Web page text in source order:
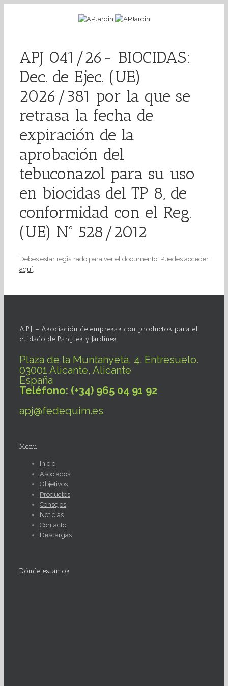
APJ 041/26- BIOCIDAS:
Dec. de Ejec. (UE)
2026/381 por la que se
retrasa la fecha de
expiración de la
aprobación del
tebuconazol para su uso
en biocidas del TP 8, de
conformidad con el Reg.
(UE) Nº 528/2012
Debes estar registrado para ver el documento. Puedes acceder
aquí.
A.P.J. – Asociación de empresas con productos para el
cuidado de Parques y Jardines
Plaza de la Muntanyeta, 4. Entresuelo.
03001 Alicante, Alicante
España
Teléfono: (+34) 965 04 91 92
apj@fedequim.es
Menu
Inicio
Asociados
Objetivos
Productos
Consejos
Noticias
Contacto
Descargas
Dónde estamos